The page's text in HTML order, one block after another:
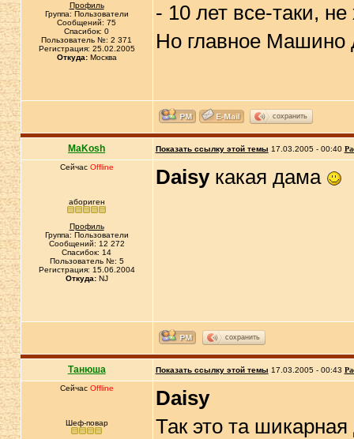
Профиль
Группа: Пользователи
Сообщений: 75
Спасибок: 0
Пользователь №: 2 371
Регистрация: 25.02.2005
Откуда:Москва
- 10 лет все-таки,
Но главное Машино
сохранить
MaKosh Показать ссылку этой темы 17.03.2005 - 00:40
Сейчас Offline
абориген
Профиль
Группа: Пользователи
Сообщений: 12 272
Спасибок: 14
Пользователь №: 5
Регистрация: 15.06.2004
Откуда:NJ
Daisyкакая дама
сохранить
Танюша Показать ссылку этой темы 17.03.2005 - 00:43
Сейчас Offline
Шеф-повар
Daisy
Так это та